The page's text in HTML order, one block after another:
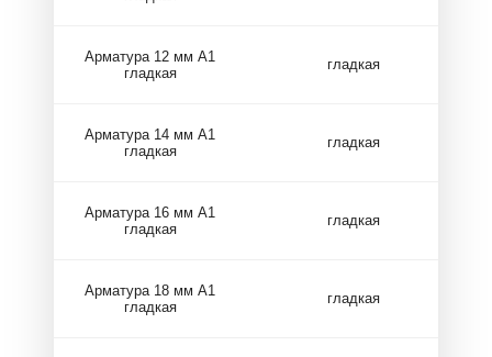
Арматура 12 мм А1
гладкая
гладкая
Арматура 14 мм А1
гладкая
гладкая
Арматура 16 мм А1
гладкая
гладкая
Арматура 18 мм А1
гладкая
гладкая